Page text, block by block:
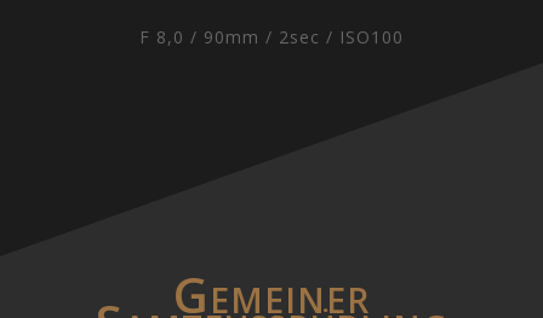
F 8,0 / 90mm / 2sec / ISO100
Gemeiner